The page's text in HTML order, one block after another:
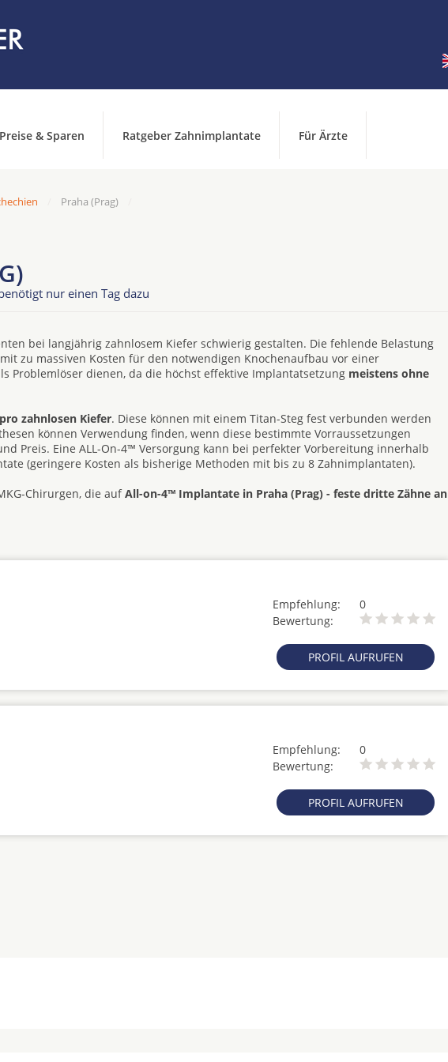
Preise & Sparen Ratgeber Zahnimplantate Für Ärzte
Praha (Prag)
nur einen Tag dazu
bei langjährig zahnlosem Kiefer schwierig gestalten. Die fehlende Belastung
zu massiven Kosten für den notwendigen Knochenaufbau vor einer
Problemlöser dienen, da die höchst effektive Implantatsetzung meistens ohne
zahnlosen Kiefer. Diese können mit einem Titan-Steg fest verbunden werden
können Verwendung finden, wenn diese bestimmte Vorraussetzungen
Preis. Eine ALL-On-4™ Versorgung kann bei perfekter Vorbereitung innerhalb
(geringere Kosten als bisherige Methoden mit bis zu 8 Zahnimplantaten).
Chirurgen, die aufAll-on-4™ Implantate in Praha (Prag) - feste dritte Zähne an
Empfehlung:
0
Bewertung:
PROFIL AUFRUFEN
Empfehlung:
0
Bewertung:
PROFIL AUFRUFEN